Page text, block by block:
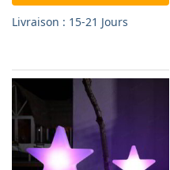
Livraison : 15-21 Jours